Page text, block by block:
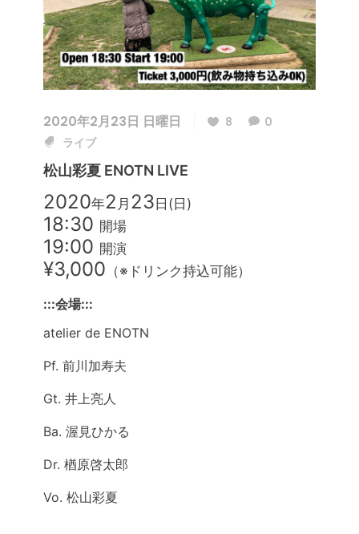
2020年2月23日 日曜日 8
0
ライブ
松山彩夏 ENOTN LIVE
2020年2 月 23 日(日)
18:30 開場
19:00 開演
¥3,000 （※ドリンク持込可能）
:::会場:::
atelier de ENOTN
Pf. 前川加寿夫
Gt. 井上亮人
Ba. 渥見ひかる
Dr. 楢原啓太郎
Vo. 松山彩夏